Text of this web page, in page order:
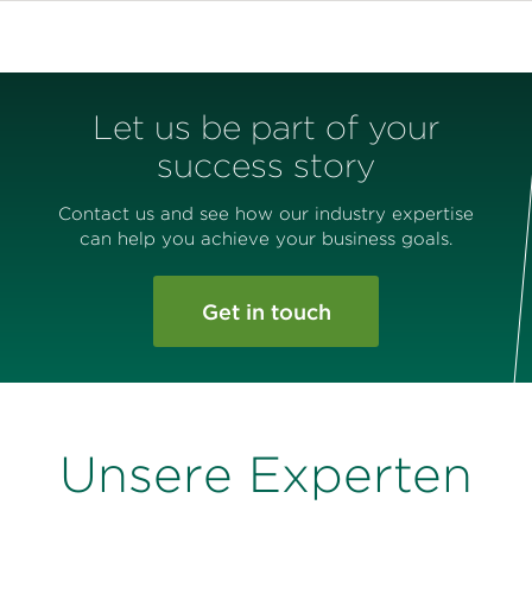
Let us be part of your
success story
Contact us and see how our industry expertise
can help you achieve your business goals.
Get in touch
Unsere Experten